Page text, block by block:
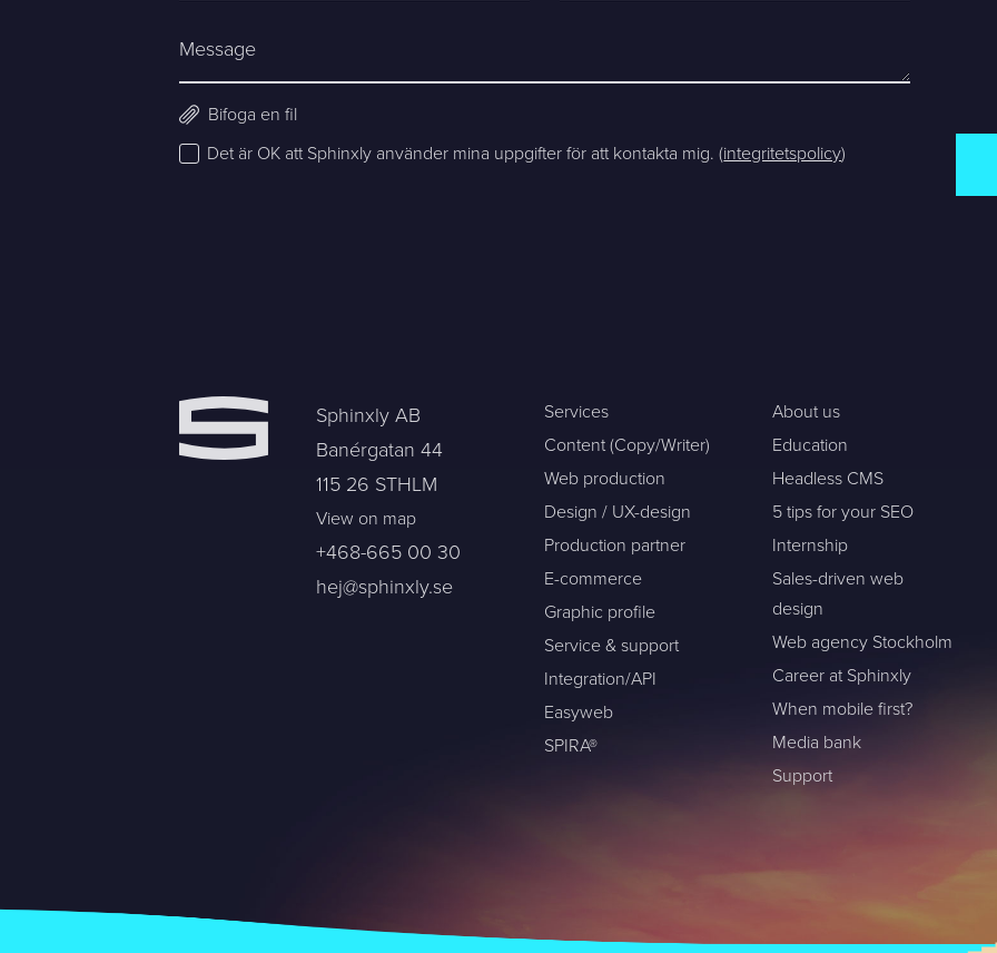
Internship / Practical
Message
Bifoga en fil
Det är OK att Sphinxly använder mina uppgifter för att kontakta mig. (integritetspolicy)
Sphinxly AB
Banérgatan 44
115 26 STHLM
View on map
+468-665 00 30
hej@sphinxly.se
Services
Content (Copy/Writer)
Web production
Design / UX-design
Production partner
E-commerce
Graphic profile
Service & support
Integration/API
Easyweb
SPIRA®
About us
Education
Headless CMS
5 tips for your SEO
Internship
Sales-driven web
design
Web agency Stockholm
Career at Sphinxly
When mobile first?
Media bank
Support